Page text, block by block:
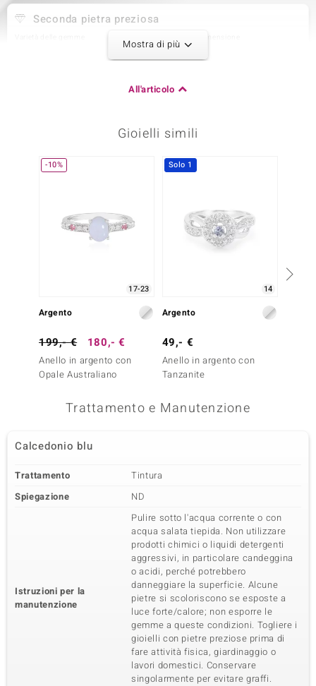
Seconda pietra preziosa
Quantità e dimensione
10 à 1,3 mm
Taglio rotondo
Terza pietra preziosa
Taglio rotondo
Mostra di più
All'articolo
Gioielli simili
-10%
17-23
Argento
199,- € 180,- €
Anello in argento con
Opale Australiano
Solo 1
14
Argento
49,- €
Anello in argento con
Tanzanite
Trattamento e Manutenzione
Calcedonio blu
Trattamento
Tintura
Spiegazione
ND
Istruzioni per la
manutenzione
Pulire sotto l'acqua corrente o con
acqua salata tiepida. Non utilizzare
prodotti chimici o liquidi detergenti
aggressivi, in particolare candeggina
o acidi, perché potrebbero
danneggiare la superficie. Alcune
pietre si scoloriscono se esposte a
luce forte/calore; non esporre le
gemme a queste condizioni. Togliere i
gioielli con pietre preziose prima di
fare attività fisica, giardinaggio o
lavori domestici. Conservare
singolarmente per evitare graffi.